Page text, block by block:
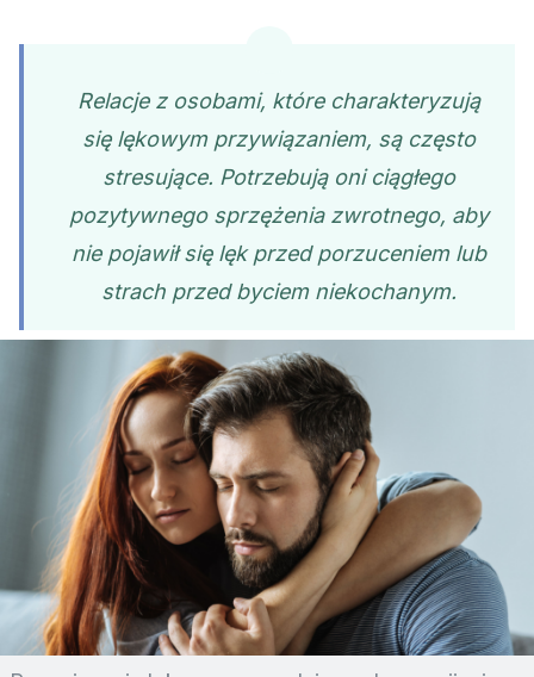
Relacje z osobami, które charakteryzują
się lękowym przywiązaniem, są często
stresujące. Potrzebują oni ciągłego
pozytywnego sprzężenia zwrotnego, aby
nie pojawił się lęk przed porzuceniem lub
strach przed byciem niekochanym.